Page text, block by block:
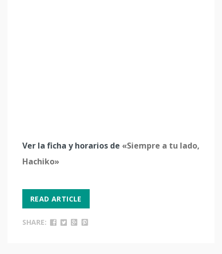
Ver la ficha y horarios de «Siempre a tu lado,
Hachiko»
READ ARTICLE
SHARE: